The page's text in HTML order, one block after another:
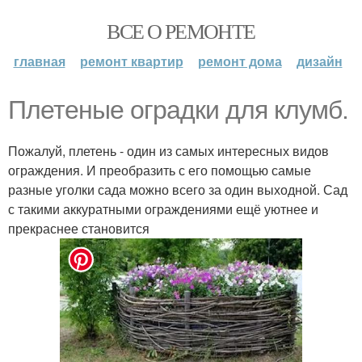
ВСЕ О РЕМОНТЕ
главная ремонт квартир ремонт дома дизайн
Плетеные оградки для клумб.
Пожалуй, плетень - один из самых интересных видов
ограждения. И преобразить с его помощью самые
разные уголки сада можно всего за один выходной. Сад
с такими аккуратными ограждениями ещё уютнее и
прекраснее становится